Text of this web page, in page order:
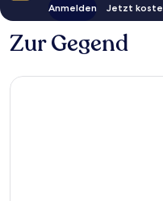
Anmelden Jetzt
Zur Gegend